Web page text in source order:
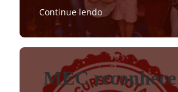
Continue lendo
MEC reconhece